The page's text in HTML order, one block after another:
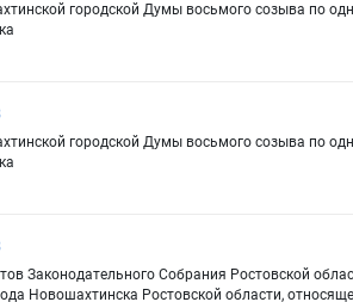
городской Думы восьмого созыва по
городской Думы восьмого созыва по
Законодательного Собрания Ростовской
Новошахтинска Ростовской области,